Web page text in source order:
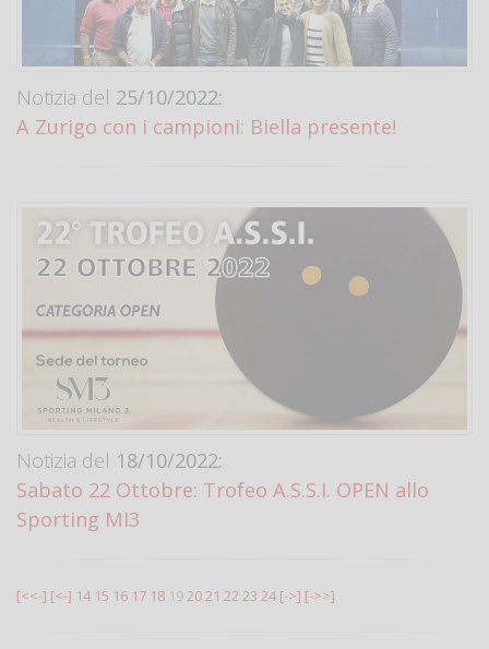
Notizia del 25/10/2022:
A Zurigo con i campioni: Biella presente!
Notizia del 18/10/2022:
Sabato 22 Ottobre: Trofeo A.S.S.I. OPEN allo
Sporting MI3
[<<-] [<-] 14 15 16 17 18 192021 22 23 24 [->] [->>]